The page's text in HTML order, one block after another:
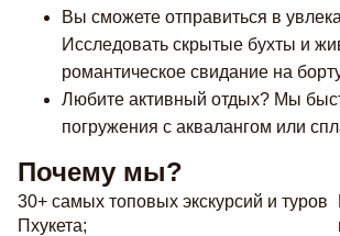
Вы сможете отправиться в
Исследовать скрытые бухты и
романтическое свидание на
Любите активный отдых? Мы
погружения с аквалангом или
Почему мы?
30+ самых топовых экскурсий и туров
Пхукета;